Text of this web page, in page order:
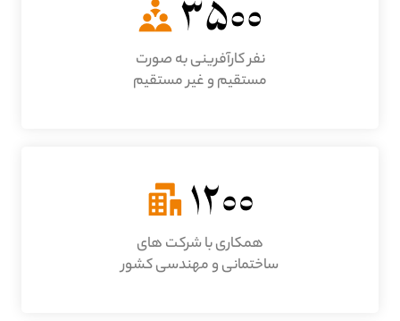
نفر کارآفرینی به صورت
مستقیم و غیر مستقیم
همکاری با شرکت های
ساختمانی و مهندسی کشور